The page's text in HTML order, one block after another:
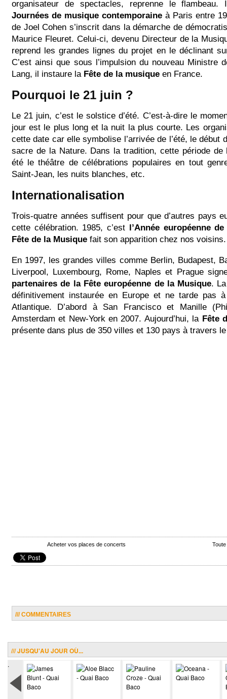
organisateur de spectacles, reprenne le
Journées de musique contemporaine à Paris entre
de Joel Cohen s’inscrit dans la démarche de
Maurice Fleuret. Celui-ci, devenu Directeur de la
reprend les grandes lignes du projet en le déclinant
C’est ainsi que sous l’impulsion du nouveau Ministre
Lang, il instaure la Fête de la musique en France.
Pourquoi le 21 juin ?
Le 21 juin, c’est le solstice d’été. C’est-à-dire le
jour est le plus long et la nuit la plus courte. Les
cette date car elle symbolise l’arrivée de l’été, le début
sacre de la Nature. Dans la tradition, cette période de
été le théâtre de célébrations populaires en tout
Saint-Jean, les nuits blanches, etc.
Internationalisation
Trois-quatre années suffisent pour que d’autres pays
cette célébration. 1985, c’est l’Année européenne
Fête de la Musique fait son apparition chez nos voisins.
En 1997, les grandes villes comme Berlin, Budapest,
Liverpool, Luxembourg, Rome, Naples et Prague
partenaires de la Fête européenne de la Musique.
définitivement instaurée en Europe et ne tarde pas à
Atlantique. D’abord à San Francisco et Manille
Amsterdam et New-York en 2007. Aujourd’hui, la Fête
présente dans plus de 350 villes et 130 pays à travers
Acheter vos places de concerts
/// COMMENTAIRES
/// JUSQU'AU JOUR OÙ...
.